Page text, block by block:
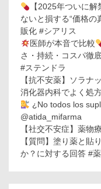
【2025年ついに
ないと損する“価格の
販化 #シアリス
医師が本音で比較
さ・持続・コスパ徹
#ステンドラ
【抗不安薬】ソラナ
消化器内科でよく処
¿No todos los
@atida_mifarma
【社交不安症】薬物
【質問】塗り薬と貼
か？に対する回答 #